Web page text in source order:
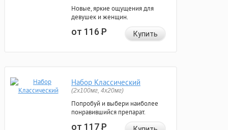
Новые, яркие ощущения для
девушек и женщин.
от 116Р Купить
Набор Классический
(2x100мг, 4x20мг)
Попробуй и выбери наиболее
понравившийся препарат.
от 117Р